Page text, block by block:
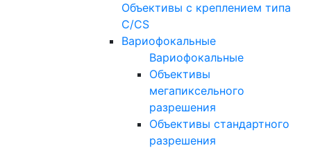
Объективы с креплением типа
C/CS
Вариофокальные
Вариофокальные
Объективы
мегапиксельного
разрешения
Объективы стандартного
разрешения